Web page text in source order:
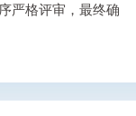
严格评审，最终确